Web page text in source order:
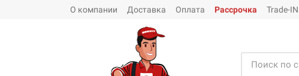
О компании Доставка Оплата Рассрочка Trade-IN